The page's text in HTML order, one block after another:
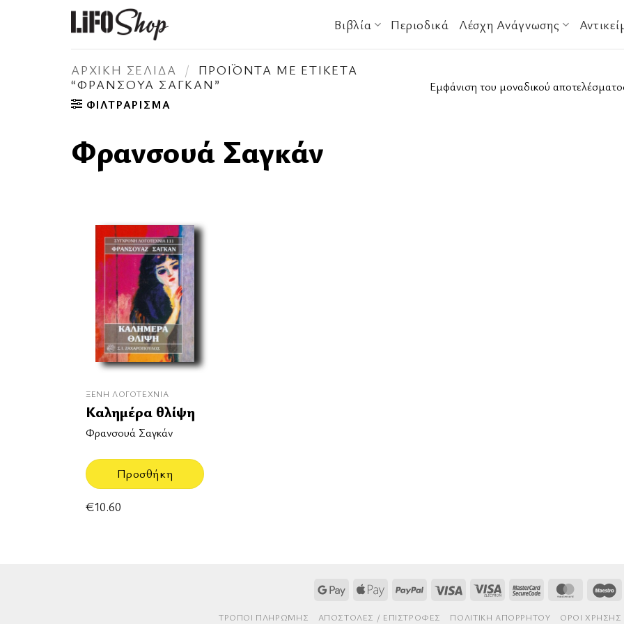
Βιβλία Περιοδικά Λέσχη Ανάγνωσης
ΑΡΧΙΚΉ ΣΕΛΊΔΑ /
ΠΡΟΪΌΝΤΑ ΜΕ ΕΤΙΚΈΤΑ
“ΦΡΑΝΣΟΥΆ ΣΑΓΚΆΝ”
ΦΙΛΤΡΆΡΙΣΜΑ
Εμφάνιση του μοναδικού
Φρανσουά Σαγκάν
ΞΈΝΗ ΛΟΓΟΤΕΧΝΊΑ
Καλημέρα θλίψη
Φρανσουά Σαγκάν
Προσθήκη
€10.60
Google Apple
PayPal Visa
Visa
MasterCard
ΤΡΌΠΟΙ ΠΛΗΡΩΜΉΣ AΠΟΣΤΟΛΈΣ / ΕΠΙΣΤΡΟΦΈΣ ΠΟΛΙΤΙΚΉ ΑΠΟΡΡΉΤΟΥ ΌΡΟΙ ΧΡΉΣΗΣ